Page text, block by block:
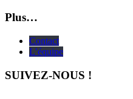
Plus…
Contact
L’équipe
SUIVEZ-NOUS !